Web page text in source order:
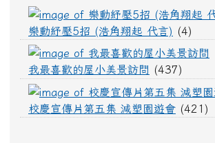
樂動紓壓5招 (浩角翔起 代言)
(4)
我最喜歡的屋小美景訪問
(437)
校慶宣傳片第五集 減塑園遊會 (421)